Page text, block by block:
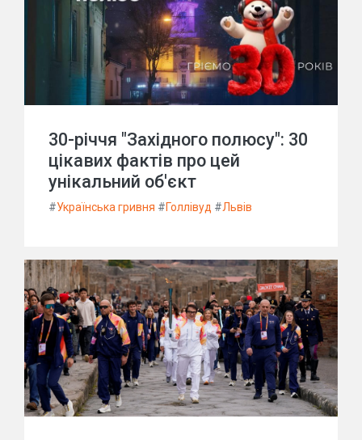
30-річчя "Західного полюсу": 30
цікавих фактів про цей
унікальний об'єкт
#Українська гривня #Голлівуд #Львів